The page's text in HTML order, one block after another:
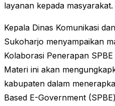
layanan kepada masyarakat.
Kepala Dinas Komunikasi
Sukoharjo menyampaikan
Kolaborasi Penerapan
Materi ini akan
kabupaten dalam
Based E-Government